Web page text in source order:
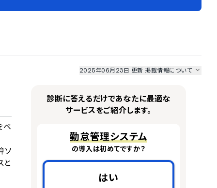
2025年06月23日 更新掲載情報について
一部
PRONIアイミツSaaS
のサービスデータを参照しています。
人事DX最強ナビ編集部 情報取得元
ベ
ソ
と
診断に答えるだけであなたに最適な
サービスをご紹介します。
勤怠管理システム
の導入は初めてですか？
はい